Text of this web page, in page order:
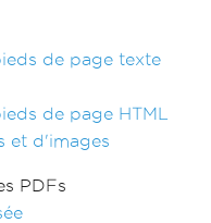
de page texte
de page HTML
et d'images
PDFs